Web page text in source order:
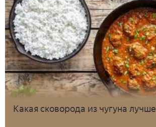
Какая сковорода из чугуна лучше